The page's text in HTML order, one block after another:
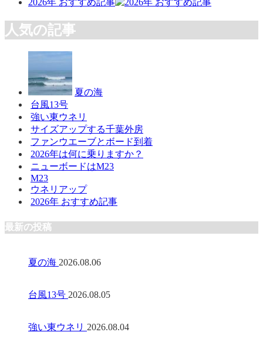
2026年 おすすめ記事
人気の記事
夏の海
台風13号
強い東ウネリ
サイズアップする千葉外房
ファンウエーブとボード到着
2026年は何に乗りますか？
ニューボードはM23
M23
ウネリアップ
2026年 おすすめ記事
最新の投稿
夏の海 2026.08.06
台風13号 2026.08.05
強い東ウネリ 2026.08.04